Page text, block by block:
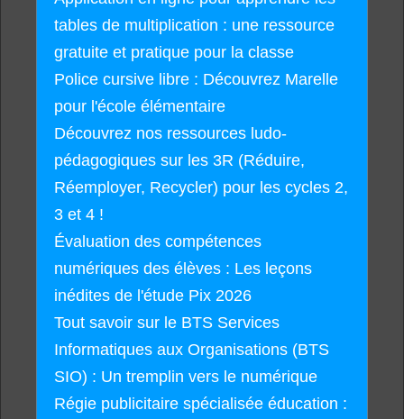
tables de multiplication : une ressource
gratuite et pratique pour la classe
Police cursive libre : Découvrez Marelle
pour l'école élémentaire
Découvrez nos ressources ludo-
pédagogiques sur les 3R (Réduire,
Réemployer, Recycler) pour les cycles 2,
3 et 4 !
Évaluation des compétences
numériques des élèves : Les leçons
inédites de l'étude Pix 2026
Tout savoir sur le BTS Services
Informatiques aux Organisations (BTS
SIO) : Un tremplin vers le numérique
Régie publicitaire spécialisée éducation :